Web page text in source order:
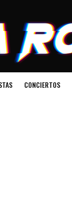
CONCIERTOS